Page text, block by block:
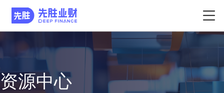
资源中心